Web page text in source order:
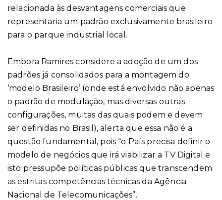
relacionada às desvantagens comerciais que
representaria um padrão exclusivamente brasileiro
para o parque industrial local.
Embora Ramires considere a adoção de um dos
padrões já consolidados para a montagem do
‘modelo Brasileiro’ (onde está envolvido não apenas
o padrão de modulação, mas diversas outras
configurações, muitas das quais podem e devem
ser definidas no Brasil), alerta que essa não é a
questão fundamental, pois “o País precisa definir o
modelo de negócios que irá viabilizar a TV Digital e
isto pressupõe políticas públicas que transcendem
as estritas competências técnicas da Agência
Nacional de Telecomunicações”.